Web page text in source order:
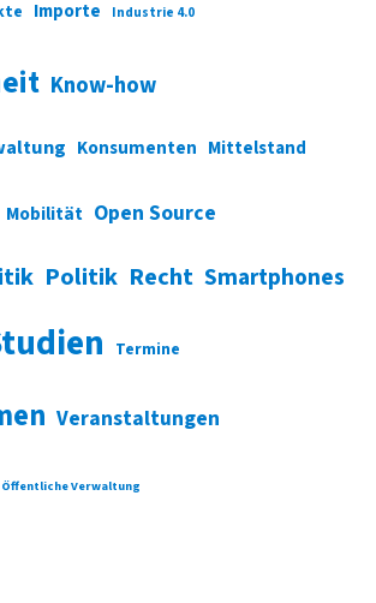
Importe Industrie 4.0
Know-how
Konsumenten Mittelstand
Mobilität Open Source
Politik Recht Smartphones
Termine
Veranstaltungen
Öffentliche Verwaltung